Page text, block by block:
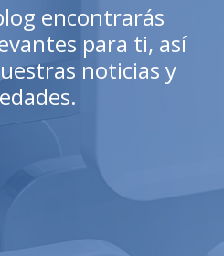
encontrarás
para ti, así
noticias y